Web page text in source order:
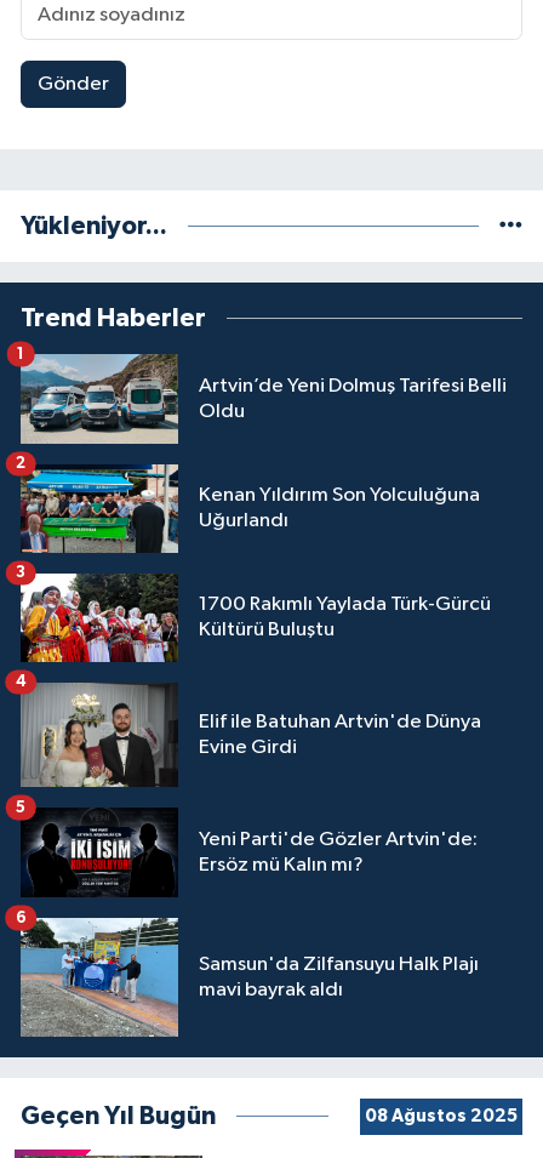
Gönder
Yükleniyor...
Trend Haberler
Artvin’de Yeni Dolmuş Tarifesi Belli
Oldu
1
Kenan Yıldırım Son Yolculuğuna
Uğurlandı
2
1700 Rakımlı Yaylada Türk-Gürcü
Kültürü Buluştu
3
Elif ile Batuhan Artvin'de Dünya
Evine Girdi
4
Yeni Parti'de Gözler Artvin'de:
Ersöz mü Kalın mı?
5
Samsun'da Zilfansuyu Halk Plajı
mavi bayrak aldı
6
Geçen Yıl Bugün 08 Ağustos 2025